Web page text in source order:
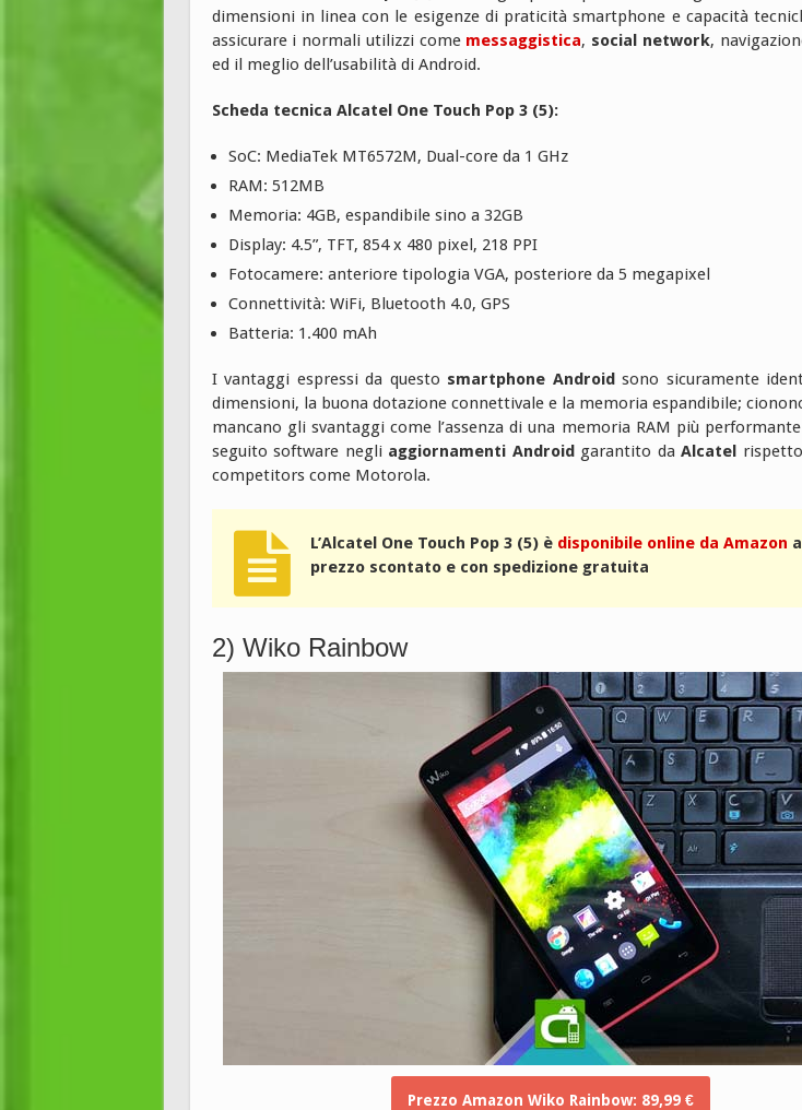
dimensioni in linea con le esigenze di praticità smartphone e capacità
assicurare i normali utilizzi come messaggistica, social network,
ed il meglio dell’usabilità di Android.
Scheda tecnica Alcatel One Touch Pop 3 (5):
SoC: MediaTek MT6572M, Dual-core da 1 GHz
RAM: 512MB
Memoria: 4GB, espandibile sino a 32GB
Display: 4.5”, TFT, 854 x 480 pixel, 218 PPI
Fotocamere: anteriore tipologia VGA, posteriore da 5 megapixel
Connettività: WiFi, Bluetooth 4.0, GPS
Batteria: 1.400 mAh
I vantaggi espressi da questo smartphone Androidsono sicuramente
dimensioni, la buona dotazione connettivale e la memoria espandibile;
mancano gli svantaggi come l’assenza di una memoria RAM più
seguito software negli aggiornamenti Androidgarantito da Alcatel
competitors come Motorola.
L’Alcatel One Touch Pop 3 (5) è disponibile online da Amazon
prezzo scontato e con spedizione gratuita
2) Wiko Rainbow
Prezzo Amazon Wiko Rainbow: 89,99 €